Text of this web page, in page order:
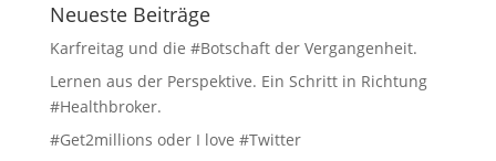
Neueste Beiträge
Karfreitag und die #Botschaft der Vergangenheit.
Lernen aus der Perspektive. Ein Schritt in Richtung
#Healthbroker.
#Get2millions oder I love #Twitter